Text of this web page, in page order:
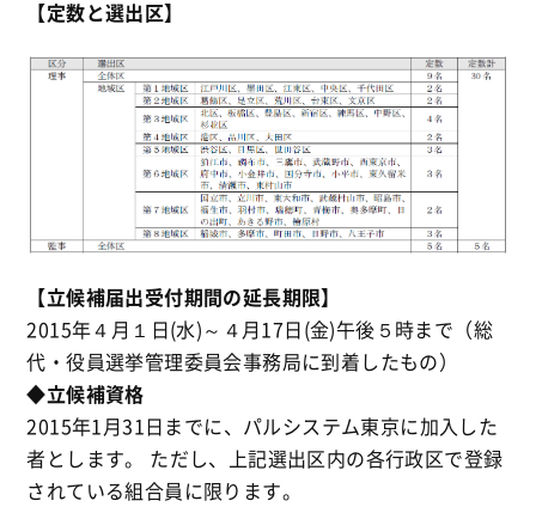
【定数と選出区】
【立候補届出受付期間の延長期限】
2015年４月１日(水)～４月17日(金)午後５時まで（総
代・役員選挙管理委員会事務局に到着したもの）
◆立候補資格
2015年1月31日までに、パルシステム東京に加入した
者とします。 ただし、上記選出区内の各行政区で登録
されている組合員に限ります。